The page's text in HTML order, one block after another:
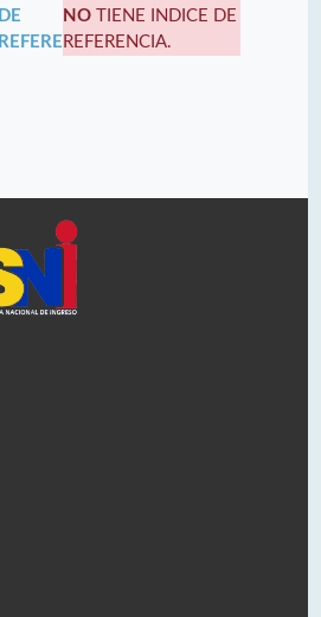
DE
REFERENCIA:
NO TIENE INDICE DE
REFERENCIA.